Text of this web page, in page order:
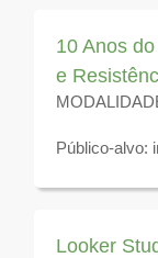
10 Anos
e
Público-alvo:
Disponível
Looker